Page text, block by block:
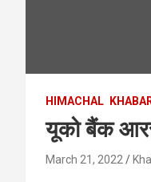
HIMACHAL
यूको बैंक
March 21, 2022